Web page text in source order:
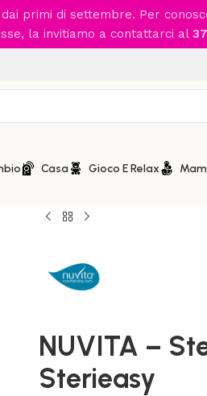
primi di settembre. Per
la invitiamo a contattarci al
Casa Gioco E Relax
Home/Casa Scalda
NUVITA –
Sterieasy